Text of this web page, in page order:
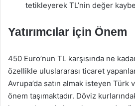
tetikleyerek TL’nin değer
Yatırımcılar için Önem
450 Euro’nun TL karşısında ne
özellikle uluslararası ticaret
Avrupa’da satın almak isteyen Türk
önem taşımaktadır. Döviz